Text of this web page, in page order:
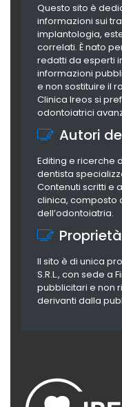
Questo sito è
informazioni sui
implantologia,
correlati. È nato
redatti da esperti
informazioni
e non sostituire il
Clinica Ireos si
odontoiatrici
Autori
Editing e ricerche
dentista
Contenuti scritti e
clinica, composto
dell’odontoiatria.
Il sito è di unica
S.R.L., con sede a
pubblicitari e non
derivanti dalla